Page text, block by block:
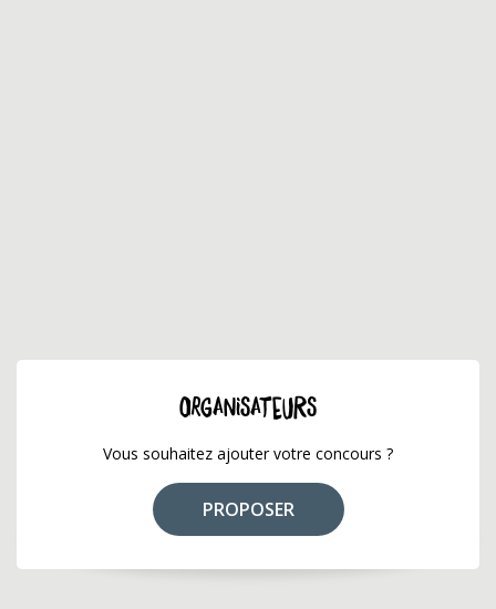
ORGANISATEURS
Vous souhaitez ajouter votre concours ?
PROPOSER